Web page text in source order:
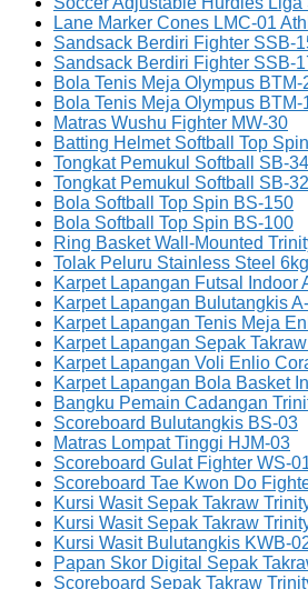
Lane Marker Cones LMC-01
Sandsack Berdiri Fighter SSB-
Sandsack Berdiri Fighter SSB-
Bola Tenis Meja Olympus BTM-
Bola Tenis Meja Olympus BTM-
Matras Wushu Fighter MW-30
Batting Helmet Softball Top
Tongkat Pemukul Softball SB-34
Tongkat Pemukul Softball SB-32
Bola Softball Top Spin BS-150
Bola Softball Top Spin BS-100
Ring Basket Wall-Mounted
Tolak Peluru Stainless Steel
Karpet Lapangan Futsal Indoor
Karpet Lapangan Bulutangkis
Karpet Lapangan Tenis Meja
Karpet Lapangan Sepak
Karpet Lapangan Voli Enlio
Karpet Lapangan Bola Basket
Bangku Pemain Cadangan
Scoreboard Bulutangkis BS-03
Matras Lompat Tinggi HJM-03
Scoreboard Gulat Fighter WS-
Scoreboard Tae Kwon Do
Kursi Wasit Sepak Takraw
Kursi Wasit Sepak Takraw
Kursi Wasit Bulutangkis KWB-
Papan Skor Digital Sepak
Scoreboard Sepak Takraw